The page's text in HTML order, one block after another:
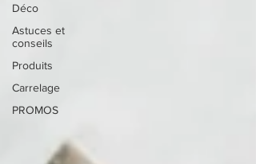
Déco
Astuces et
conseils
Produits
Carrelage
PROMOS